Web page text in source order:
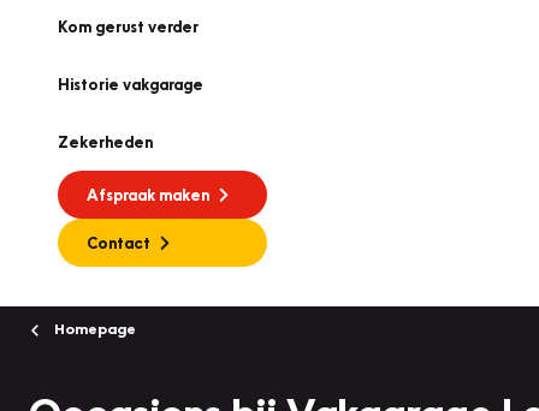
Kom gerust verder
Historie vakgarage
Zekerheden
Afspraak maken
Contact
Homepage